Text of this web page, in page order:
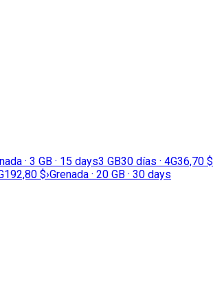
· 3 GB · 15 days3 GB30 días · 4G36,70 $
192,80 $›Grenada · 20 GB · 30 days